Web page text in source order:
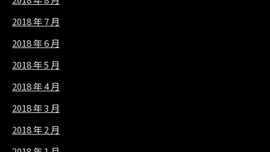
2018 年 7 月
2018 年 6 月
2018 年 5 月
2018 年 4 月
2018 年 3 月
2018 年 2 月